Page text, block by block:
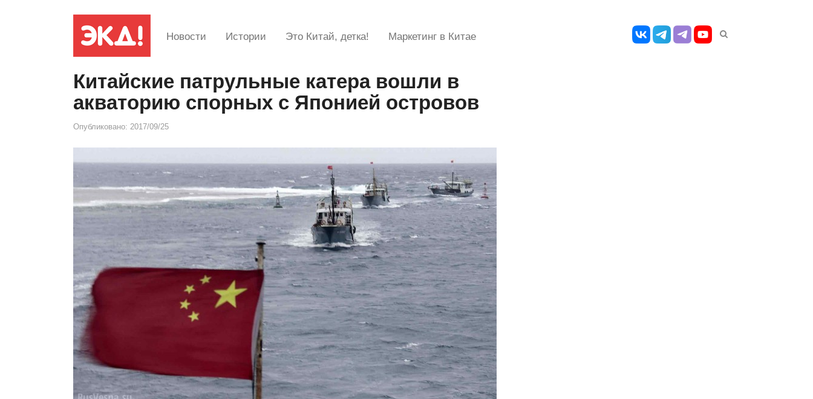
Новости Истории Это Китай, детка! Маркетинг в Китае
Китайские патрульные катера вошли в
акваторию спорных с Японией островов
Опубликовано: 2017/09/25